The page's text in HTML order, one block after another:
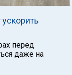
перед
даже на